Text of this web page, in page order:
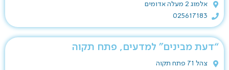
אלמוג 2 מעלה אדומים
025617183
“דעת מבינים” למדעים, פתח תקוה
צהל 71 פתח תקוה